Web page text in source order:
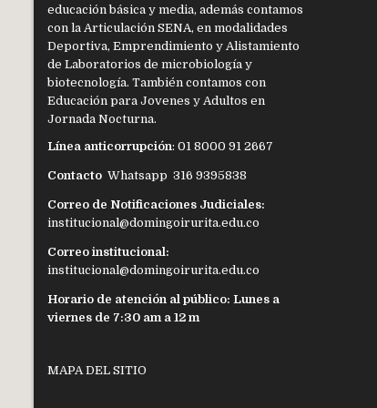
educación básica y media, además contamos
con la Articulación SENA, en modalidades
Deportiva, Emprendimiento y Alistamiento
de Laboratorios de microbiología y
biotecnología. También contamos con
Educación para Jovenes y Adultos en
Jornada Nocturna.
Línea anticorrupción: 01 8000 91 2667
Contacto Whatsapp 316 9395838
Correo de Notificaciones Judiciales:
institucional@domingoirurita.edu.co
Correo institucional:
institucional@domingoirurita.edu.co
Horario de atención al público: Lunes a
viernes de 7:30 am a 12 m
MAPA DEL SITIO